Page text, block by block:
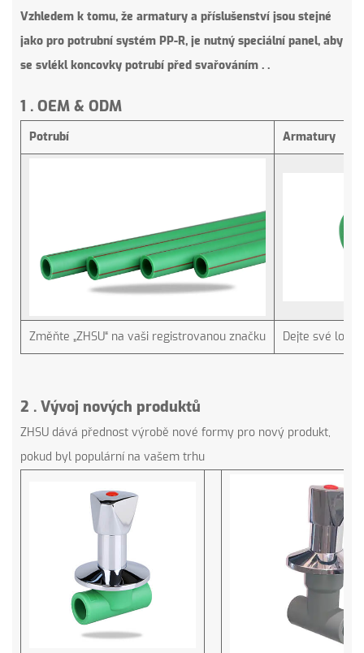
Vzhledem k tomu, že armatury a příslušenství jsou stejné
jako pro potrubní systém PP-R, je nutný speciální panel, aby
se svlékl koncovky potrubí před svařováním . .
1 . OEM & ODM
Potrubí Armatury
Změňte „ZHSU“ na vaši registrovanou značku Dejte své logo
2 . Vývoj nových produktů
ZHSU dává přednost výrobě nové formy pro nový produkt,
pokud byl populární na vašem trhu